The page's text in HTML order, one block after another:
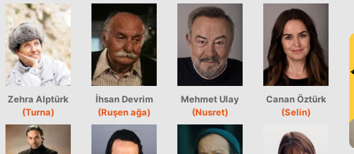
Zehra Alptürk
(Turna)
İhsan Devrim
(Ruşen ağa)
Mehmet Ulay
(Nusret)
Canan Öztürk
(Selin)